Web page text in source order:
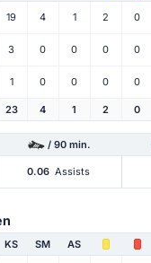
19 4 1 2 0
3 0 0 0 0
1 0 0 0 0
23 4 1 2 0
/ 90 min.
0.06 Assists
KS SM AS